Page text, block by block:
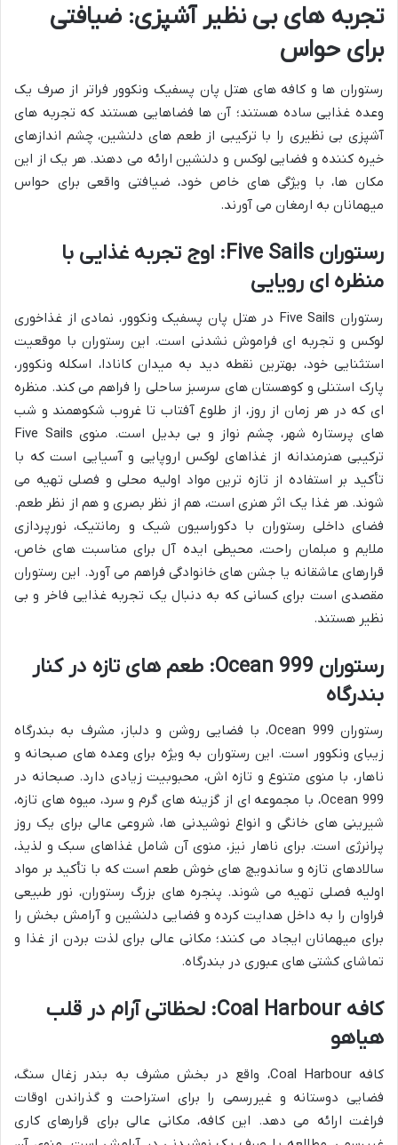
تجربه های بی نظیر آشپزی: ضیافتی
برای حواس
رستوران ها و کافه های هتل پان پسفیک ونکوور فراتر از صرف یک
وعده غذایی ساده هستند؛ آن ها فضاهایی هستند که تجربه های
آشپزی بی نظیری را با ترکیبی از طعم های دلنشین، چشم اندازهای
خیره کننده و فضایی لوکس و دلنشین ارائه می دهند. هر یک از این
مکان ها، با ویژگی های خاص خود، ضیافتی واقعی برای حواس
میهمانان به ارمغان می آورند.
رستوران Five Sails: اوج تجربه غذایی با
منظره ای رویایی
رستوران Five Sails در هتل پان پسفیک ونکوور، نمادی از غذاخوری
لوکس و تجربه ای فراموش نشدنی است. این رستوران با موقعیت
استثنایی خود، بهترین نقطه دید به میدان کانادا، اسکله ونکوور،
پارک استنلی و کوهستان های سرسبز ساحلی را فراهم می کند. منظره
ای که در هر زمان از روز، از طلوع آفتاب تا غروب شکوهمند و شب
های پرستاره شهر، چشم نواز و بی بدیل است. منوی Five Sails
ترکیبی هنرمندانه از غذاهای لوکس اروپایی و آسیایی است که با
تأکید بر استفاده از تازه ترین مواد اولیه محلی و فصلی تهیه می
شوند. هر غذا یک اثر هنری است، هم از نظر بصری و هم از نظر طعم.
فضای داخلی رستوران با دکوراسیون شیک و رمانتیک، نورپردازی
ملایم و مبلمان راحت، محیطی ایده آل برای مناسبت های خاص،
قرارهای عاشقانه یا جشن های خانوادگی فراهم می آورد. این رستوران
مقصدی است برای کسانی که به دنبال یک تجربه غذایی فاخر و بی
نظیر هستند.
رستوران Ocean 999: طعم های تازه در کنار
بندرگاه
رستوران Ocean 999، با فضایی روشن و دلباز، مشرف به بندرگاه
زیبای ونکوور است. این رستوران به ویژه برای وعده های صبحانه و
ناهار، با منوی متنوع و تازه اش، محبوبیت زیادی دارد. صبحانه در
Ocean 999، با مجموعه ای از گزینه های گرم و سرد، میوه های تازه،
شیرینی های خانگی و انواع نوشیدنی ها، شروعی عالی برای یک روز
پرانرژی است. برای ناهار نیز، منوی آن شامل غذاهای سبک و لذیذ،
سالادهای تازه و ساندویچ های خوش طعم است که با تأکید بر مواد
اولیه فصلی تهیه می شوند. پنجره های بزرگ رستوران، نور طبیعی
فراوان را به داخل هدایت کرده و فضایی دلنشین و آرامش بخش را
برای میهمانان ایجاد می کنند؛ مکانی عالی برای لذت بردن از غذا و
تماشای کشتی های عبوری در بندرگاه.
کافه Coal Harbour: لحظاتی آرام در قلب
هیاهو
کافه Coal Harbour، واقع در بخش مشرف به بندر زغال سنگ،
فضایی دوستانه و غیررسمی را برای استراحت و گذراندن اوقات
فراغت ارائه می دهد. این کافه، مکانی عالی برای قرارهای کاری